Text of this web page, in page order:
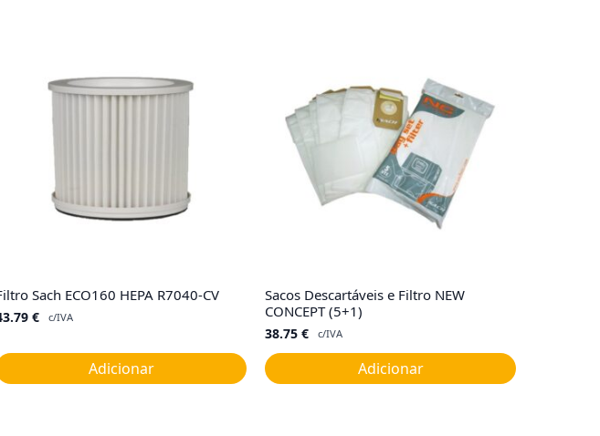
Sach ECO160 HEPA R7040-CV
€ c/IVA
Adicionar
Sacos Descartáveis e Filtro NEW
CONCEPT (5+1)
38.75 € c/IVA
Adicionar